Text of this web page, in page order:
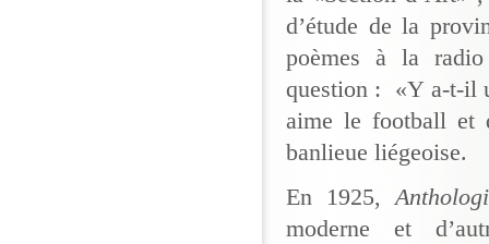
d’étude de la
poèmes à la
question : «Y a-t-il
aime le football et
banlieue liégeoise.
En 1925,
moderne et